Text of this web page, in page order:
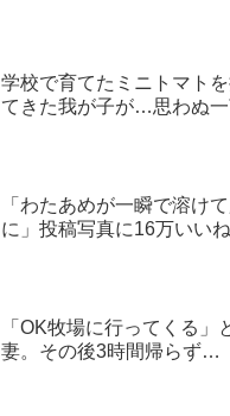
学校で育てたミニトマト
てきた我が子が…思わぬ
「わたあめが一瞬で溶け
に」投稿写真に16万いいね
「OK牧場に行ってくる」
妻。その後3時間帰らず…